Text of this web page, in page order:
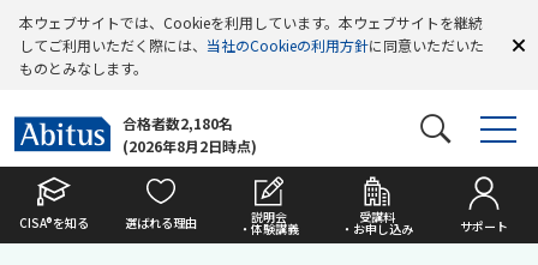
本ウェブサイトでは、Cookieを利用しています。本ウェブサイトを継続
してご利用いただく際には、 当社のCookieの利用方針に同意いただいた
ものとみなします。
合格者数2,180名
(2026年8月2日時点)
CISA®を知る 選ばれる理由 説明会
・体験講義
受講料
・お申し込み サポート